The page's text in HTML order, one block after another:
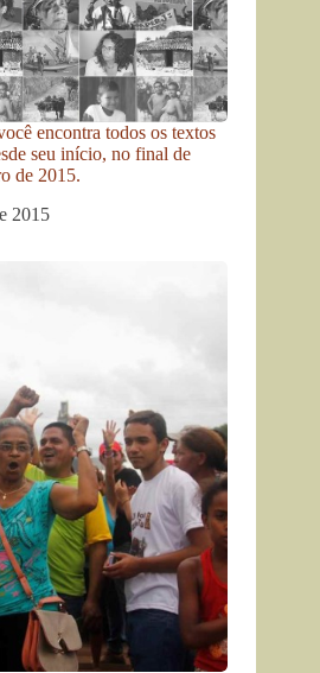
encontra todos os textos
seu início, no final de
de 2015.
2015